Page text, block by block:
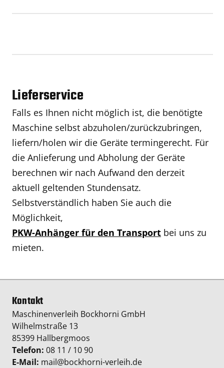
Lieferservice
Falls es Ihnen nicht möglich ist, die benötigte
Maschine selbst abzuholen/zurückzubringen,
liefern/holen wir die Geräte termingerecht. Für
die Anlieferung und Abholung der Geräte
berechnen wir nach Aufwand den derzeit
aktuell geltenden Stundensatz.
Selbstverständlich haben Sie auch die
Möglichkeit,
PKW-Anhänger für den Transport bei uns zu
mieten.
Kontakt
Maschinenverleih Bockhorni GmbH
Wilhelmstraße 13
85399 Hallbergmoos
Telefon: 08 11 / 10 90
E-Mail: mail@bockhorni-verleih.de